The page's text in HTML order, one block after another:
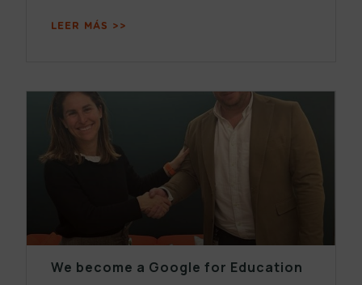
LEER MÁS >>
We become a Google for Education